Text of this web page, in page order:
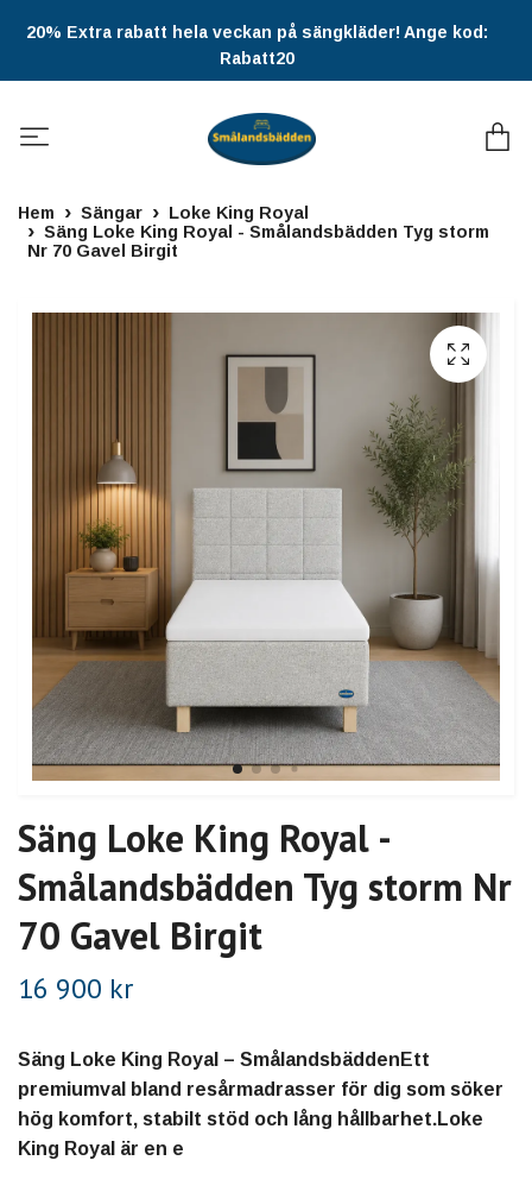
20% Extra rabatt hela veckan på sängkläder! Ange kod:
Rabatt20
Hem Sängar
Loke King Royal
Säng Loke King Royal - Smålandsbädden Tyg storm
Nr 70 Gavel Birgit
Säng Loke King Royal -
Smålandsbädden Tyg storm Nr
70 Gavel Birgit
16 900 kr
Säng Loke King Royal – SmålandsbäddenEtt
premiumval bland resårmadrasser för dig som söker
hög komfort, stabilt stöd och lång hållbarhet.Loke
King Royal är en e